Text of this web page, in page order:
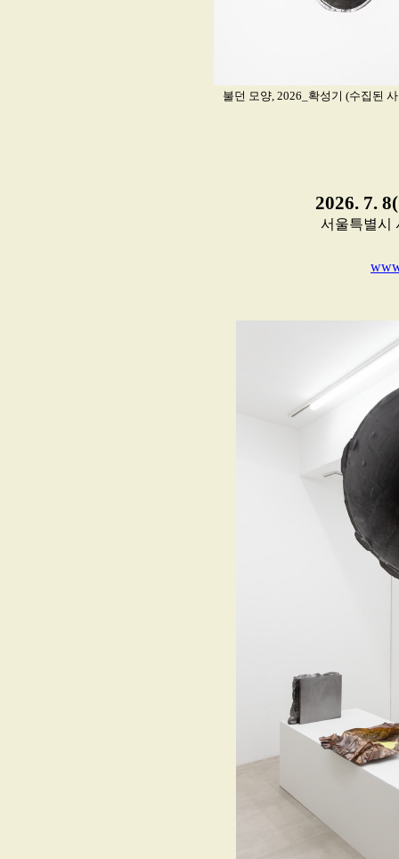
불던 모양, 2026_확성기 (수집된
2026. 7.
서울특별시